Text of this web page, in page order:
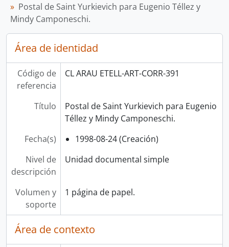
Postal de Saint Yurkievich para Eugenio Téllez y
Mindy Camponeschi.
Área de identidad
Código de
referencia
CL ARAU ETELL-ART-CORR-391
Título
Postal de Saint Yurkievich para Eugenio
Téllez y Mindy Camponeschi.
Fecha(s)
1998-08-24 (Creación)
Nivel de
descripción
Unidad documental simple
Volumen y
soporte
1 página de papel.
Área de contexto